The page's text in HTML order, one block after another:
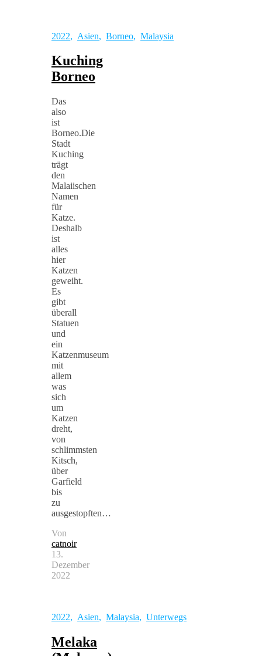
2022, Asien, Borneo, Malaysia
Kuching
Borneo
Das
also
ist
Borneo.Die
Stadt
Kuching
trägt
den
Malaiischen
Namen
für
Katze.
Deshalb
ist
alles
hier
Katzen
geweiht.
Es
gibt
überall
Statuen
und
ein
Katzenmuseum
mit
allem
was
sich
um
Katzen
dreht,
von
schlimmsten
Kitsch,
über
Garfield
bis
zu
ausgestopften…
Von
catnoir
13.
Dezember
2022
2022, Asien, Malaysia, Unterwegs
Melaka